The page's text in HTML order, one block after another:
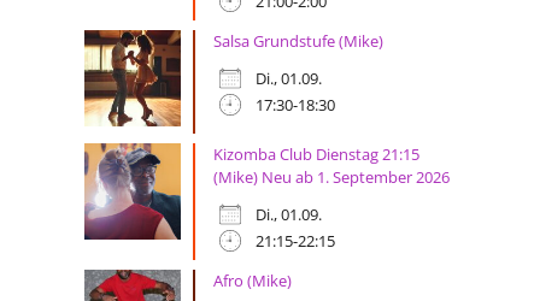
Salsa Grundstufe (Mike)
Di., 01.09.
17:30-18:30
Kizomba Club Dienstag 21:15
(Mike) Neu ab 1. September 2026
Di., 01.09.
21:15-22:15
Afro (Mike)